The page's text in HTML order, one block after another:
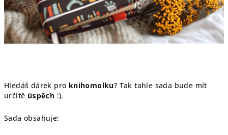
Hledáš dárek pro knihomolku? Tak tahle sada bude mít
určitě úspěch :).
Sada obsahuje: